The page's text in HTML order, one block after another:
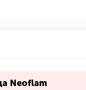
Neoflam